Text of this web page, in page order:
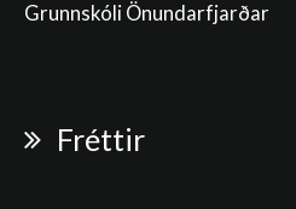
Grunnskóli Önundarfjarðar
Fréttir